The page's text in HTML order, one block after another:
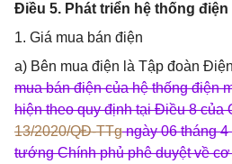
Điều 5. Phát triển hệ thống
1. Giá mua bán điện
a) Bên mua điện là Tập đoàn
mua bán điện của hệ thống điện
hiện theo quy định tại Điều 8 của
13/2020/QĐ-TTgngày 06 tháng 4
tướng Chính phủ phê duyệt về